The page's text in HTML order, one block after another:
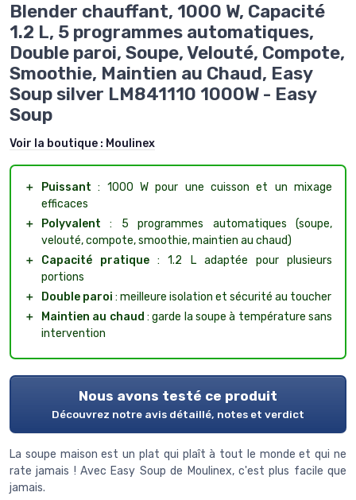
Blender chauffant, 1000 W, Capacité
1.2 L, 5 programmes automatiques,
Double paroi, Soupe, Velouté, Compote,
Smoothie, Maintien au Chaud, Easy
Soup silver LM841110 1000W - Easy
Soup
Voir la boutique : Moulinex
＋ Puissant : 1000 W pour une cuisson et un mixage
efficaces
＋
Polyvalent : 5 programmes automatiques (soupe,
velouté, compote, smoothie, maintien au chaud)
＋
Capacité pratique : 1.2 L adaptée pour plusieurs
portions
＋
Double paroi : meilleure isolation et sécurité au toucher
＋
Maintien au chaud : garde la soupe à température sans
intervention
Nous avons testé ce produit
Découvrez notre avis détaillé, notes et verdict
La soupe maison est un plat qui plaît à tout le monde et qui ne
rate jamais ! Avec Easy Soup de Moulinex, c'est plus facile que
jamais.